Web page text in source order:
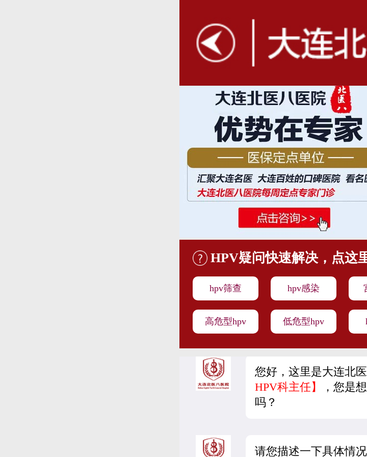
HPV疑问快速解决，点这
hpv筛查 hpv感染
高危型hpv 低危型hpv
您好，这里是大连北
HPV科主任】
，您是
吗？
请您描述一下具体情